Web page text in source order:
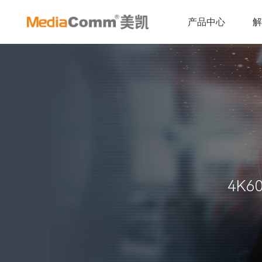
产品中心